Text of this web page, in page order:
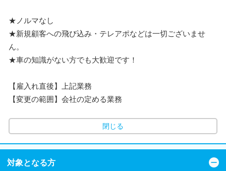
★ノルマなし
★新規顧客への飛び込み・テレアポなどは一切ございませ
ん。
★車の知識がない方でも大歓迎です！
【雇入れ直後】上記業務
【変更の範囲】会社の定める業務
閉じる
対象となる方